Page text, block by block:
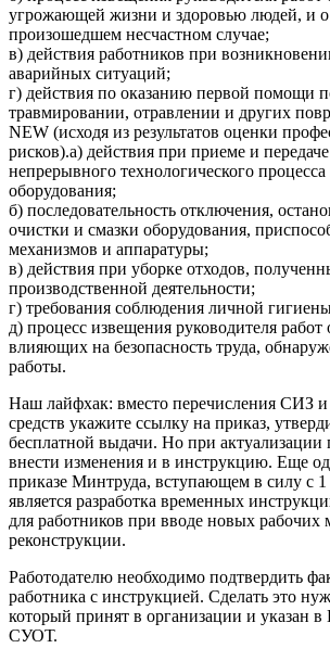
угрожающей жизни и здоровью людей, и
произошедшем несчастном случае;
в) действия работников при
аварийных ситуаций;
г) действия по оказанию первой помощи
травмировании, отравлении и других
NEW (исходя из результатов оценки
рисков).а) действия при приеме и
непрерывного технологического
оборудования;
б) последовательность отключения,
очистки и смазки оборудования,
механизмов и аппаратуры;
в) действия при уборке отходов,
производственной деятельности;
г) требования соблюдения личной
д) процесс извещения руководителя работ
влияющих на безопасность труда,
работы.
Наш лайфхак: вместо перечисления СИЗ
средств укажите ссылку на приказ,
бесплатной выдачи. Но при актуализации
внести изменения и в инструкцию. Еще
приказе Минтруда, вступающем в силу с 1
является разработка временных
для работников при вводе новых рабочих
реконструкции.
Работодателю необходимо подтвердить
работника с инструкцией. Сделать это
который принят в организации и указан
СУОТ.